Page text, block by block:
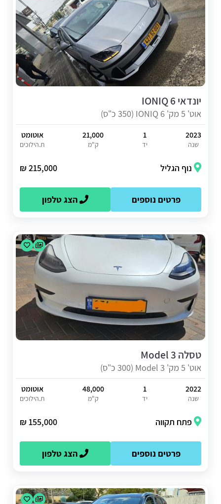
יונדאי IONIQ 6
אוט' 5 מק' IONIQ 6 (350 כ"ס)
2023
שנה
1
יד
21,000
ק"מ
אוטומט
ת.הילוכים
נוף הגליל 215,000 ₪
פרטים נוספים הצג טלפון
טסלה Model 3
אוט' 5 מק' Model 3 (300 כ"ס)
2022
שנה
1
יד
48,000
ק"מ
אוטומט
ת.הילוכים
פתח תקווה 155,000 ₪
פרטים נוספים הצג טלפון